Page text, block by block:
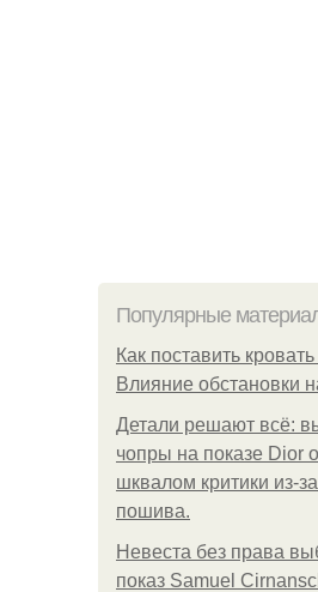
Популярные
Как поставить
Влияние обстановки
Детали решают всё:
чопры на показе Dior
шквалом критики из-
пошива.
Невеста без права
показ Samuel